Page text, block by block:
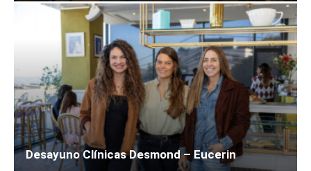
Desayuno Clínicas Desmond – Eucerin